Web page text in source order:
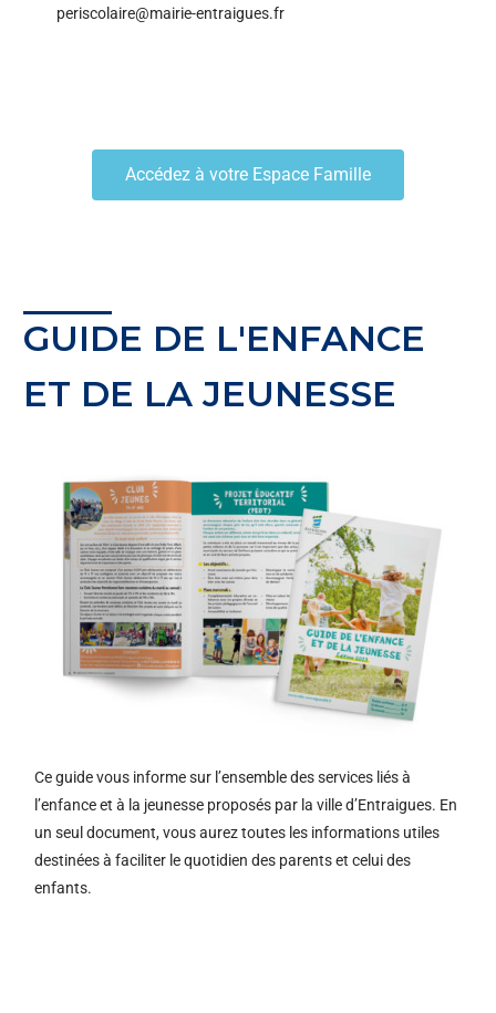
periscolaire@mairie-entraigues.fr
Accédez à votre Espace Famille
GUIDE DE L'ENFANCE
ET DE LA JEUNESSE
Ce guide vous informe sur l’ensemble des services liés à
l’enfance et à la jeunesse proposés par la ville d’Entraigues. En
un seul document, vous aurez toutes les informations utiles
destinées à faciliter le quotidien des parents et celui des
enfants.